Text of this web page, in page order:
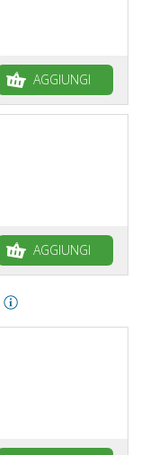
AGGIUNGI
AGGIUNGI